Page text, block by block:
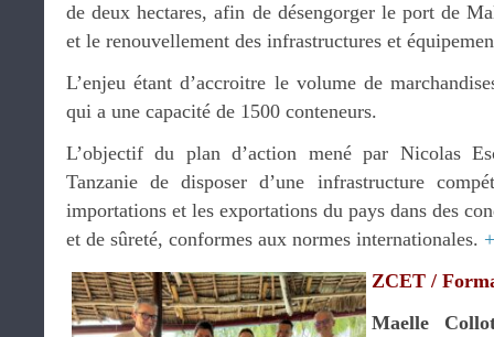
de deux hectares, afin de désengorger le port de
et le renouvellement des infrastructures et
L’enjeu étant d’accroitre le volume de
qui a une capacité de 1500 conteneurs.
L’objectif du plan d’action mené par Nicolas
Tanzanie de disposer d’une infrastructure
importations et les exportations du pays dans des
et de sûreté, conformes aux normes internationales.
ZCET /
Maelle